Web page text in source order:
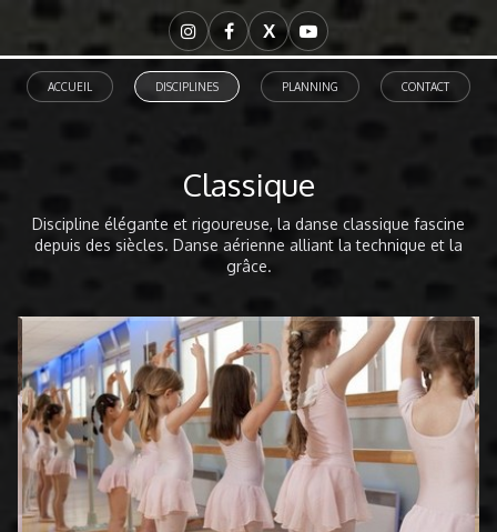
X
ACCUEIL DISCIPLINES PLANNING CONTACT
Classique
Discipline élégante et rigoureuse, la danse classique fascine
depuis des siècles. Danse aérienne alliant la technique et la
grâce.